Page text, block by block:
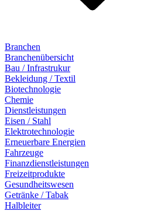
Branchen
Branchenübersicht
Bau / Infrastrukur
Bekleidung / Textil
Biotechnologie
Chemie
Dienstleistungen
Eisen / Stahl
Elektrotechnologie
Erneuerbare Energien
Fahrzeuge
Finanzdienstleistungen
Freizeitprodukte
Gesundheitswesen
Getränke / Tabak
Halbleiter